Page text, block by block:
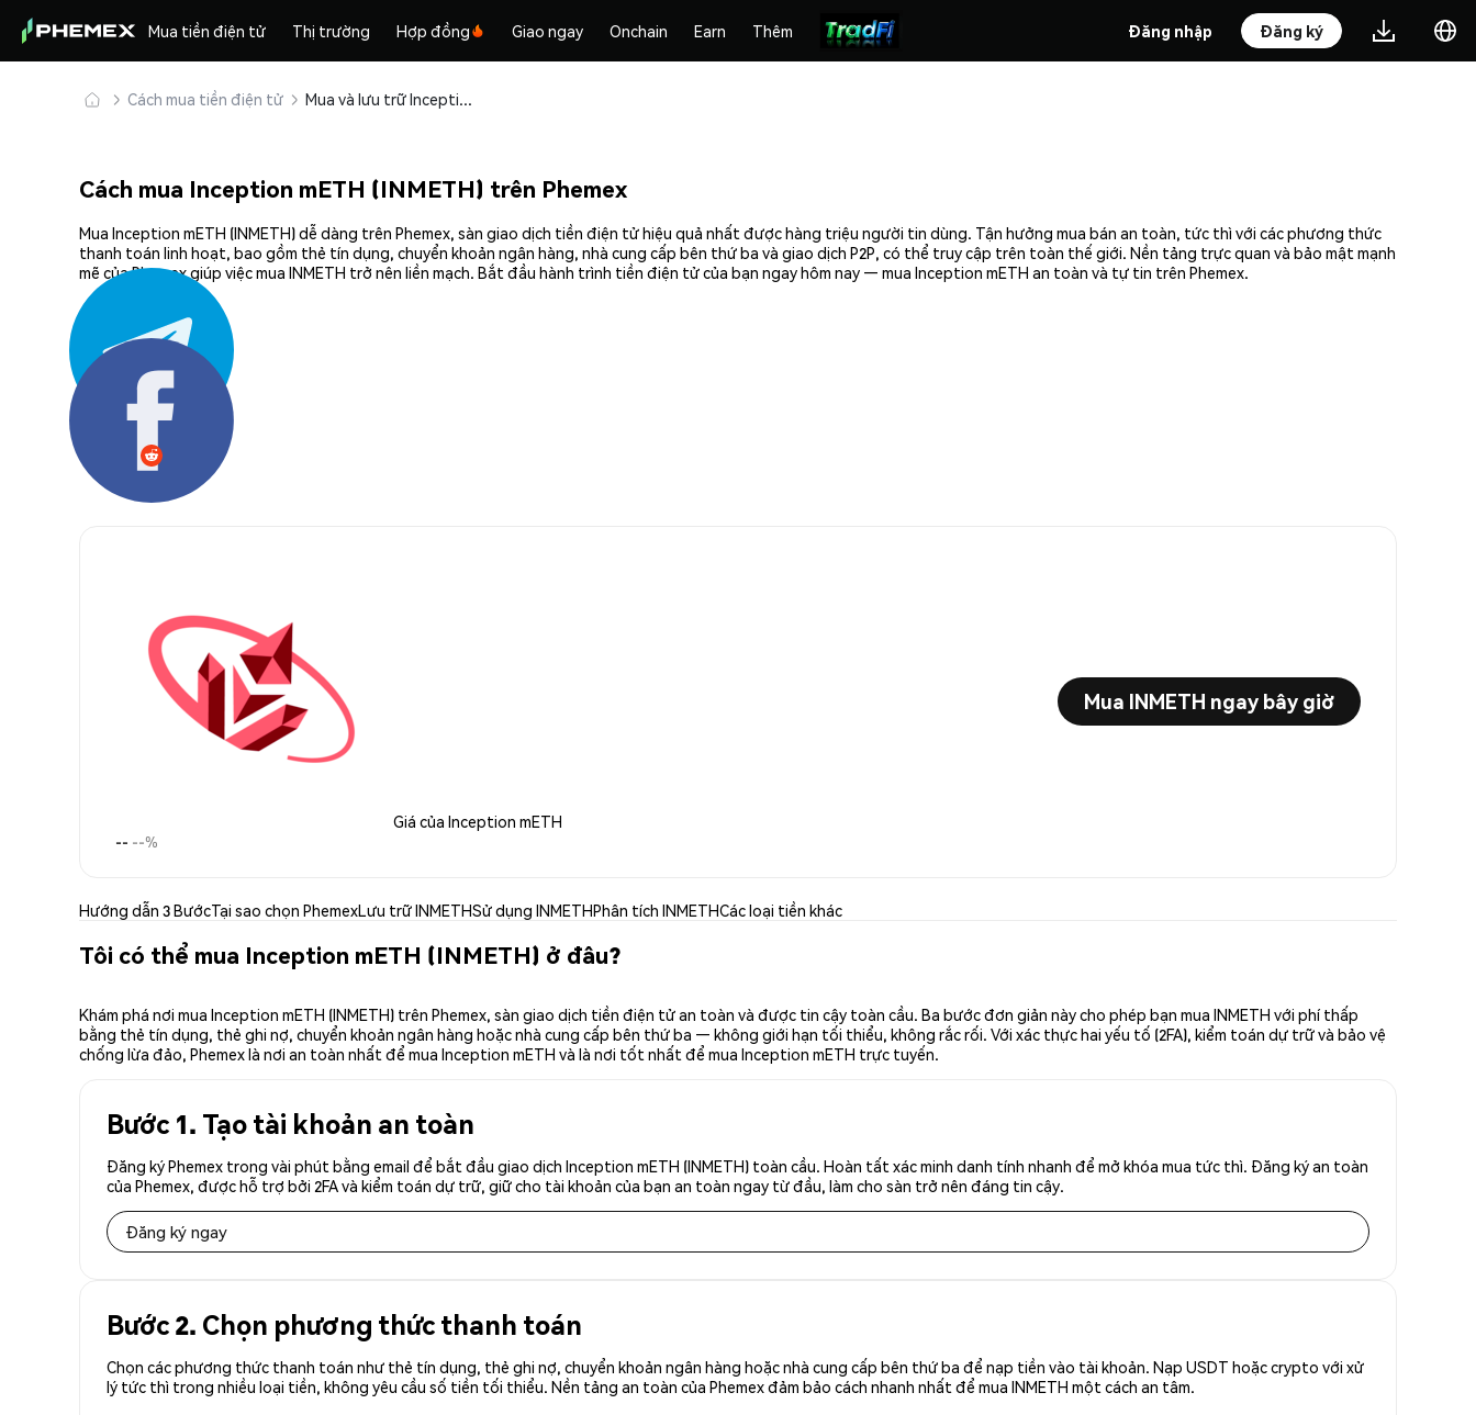
Mua tiền điện tử Thị trường Hợp đồng Giao ngay Onchain Earn Thêm Đăng nhập Đăng ký
Cách mua tiền điện tử Mua và lưu trữ Inception mETH (INMETH) an toàn
Cách mua Inception mETH (INMETH) trên Phemex
Mua Inception mETH (INMETH) dễ dàng trên Phemex, sàn giao dịch tiền điện tử hiệu quả nhất được hàng triệu người tin dùng. Tận hưởng mua bán an toàn, tức thì với các phương thức
thanh toán linh hoạt, bao gồm thẻ tín dụng, chuyển khoản ngân hàng, nhà cung cấp bên thứ ba và giao dịch P2P, có thể truy cập trên toàn thế giới. Nền tảng trực quan và bảo mật mạnh
mẽ của Phemex giúp việc mua INMETH trở nên liền mạch. Bắt đầu hành trình tiền điện tử của bạn ngay hôm nay — mua Inception mETH an toàn và tự tin trên Phemex.
Chia sẻ:
Giá của Inception mETH
-- --%
Mua INMETH ngay bây giờ
Hướng dẫn 3 BướcTại sao chọn PhemexLưu trữ INMETHSử dụng INMETHPhân tích INMETHCác loại tiền khác
Tôi có thể mua Inception mETH (INMETH) ở đâu?
Khám phá nơi mua Inception mETH (INMETH) trên Phemex, sàn giao dịch tiền điện tử an toàn và được tin cậy toàn cầu. Ba bước đơn giản này cho phép bạn mua INMETH với phí thấp
bằng thẻ tín dụng, thẻ ghi nợ, chuyển khoản ngân hàng hoặc nhà cung cấp bên thứ ba — không giới hạn tối thiểu, không rắc rối. Với xác thực hai yếu tố (2FA), kiểm toán dự trữ và bảo vệ
chống lừa đảo, Phemex là nơi an toàn nhất để mua Inception mETH và là nơi tốt nhất để mua Inception mETH trực tuyến.
Bước 1. Tạo tài khoản an toàn
Đăng ký Phemex trong vài phút bằng email để bắt đầu giao dịch Inception mETH (INMETH) toàn cầu. Hoàn tất xác minh danh tính nhanh để mở khóa mua tức thì. Đăng ký an toàn
của Phemex, được hỗ trợ bởi 2FA và kiểm toán dự trữ, giữ cho tài khoản của bạn an toàn ngay từ đầu, làm cho sàn trở nên đáng tin cậy.
Đăng ký ngay
Bước 2. Chọn phương thức thanh toán
Chọn các phương thức thanh toán như thẻ tín dụng, thẻ ghi nợ, chuyển khoản ngân hàng hoặc nhà cung cấp bên thứ ba để nạp tiền vào tài khoản. Nạp USDT hoặc crypto với xử
lý tức thì trong nhiều loại tiền, không yêu cầu số tiền tối thiểu. Nền tảng an toàn của Phemex đảm bảo cách nhanh nhất để mua INMETH một cách an tâm.